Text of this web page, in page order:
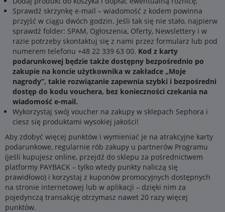
Sprawdź skrzynkę e-mail – wiadomość z kodem powinna
przyjść w ciągu dwóch godzin. Jeśli tak się nie stało, najpierw
sprawdź folder: SPAM, Ogłoszenia, Oferty, Newslettery i w
razie potrzeby skontaktuj się z nami przez formularz lub pod
numerem telefonu +48 22 339 63 00. Kod z karty
podarunkowej będzie także dostępny bezpośrednio po
zakupie na koncie użytkownika w zakładce „Moje
nagrody”, takie rozwiązanie zapewnia szybki i bezpośredni
dostęp do kodu vouchera, bez konieczności czekania na
wiadomość e-mail.
Wykorzystaj swój voucher na zakupy w sklepach Sephora i
ciesz się produktami wysokiej jakości!
Aby zdobyć więcej punktów i wymieniać je na atrakcyjne karty
podarunkowe, regularnie rób zakupy u partnerów Programu
(jeśli kupujesz online, przejdź do sklepu za pośrednictwem
platformy PAYBACK – tylko wtedy punkty naliczą się
prawidłowo) i korzystaj z kuponów promocyjnych dostępnych
na stronie internetowej lub w aplikacji – dzięki nim za
pojedynczą transakcję otrzymasz nawet 20 razy więcej
punktów.